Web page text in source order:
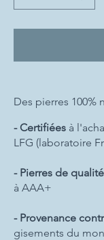
Des pierres 100%
- Certifiées à
LFG (laboratoire
- Pierres de qualité
à AAA+
- Provenance
gisements du